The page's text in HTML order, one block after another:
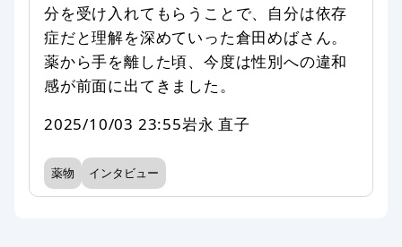
分を受け入れてもらうことで、自分は依存
症だと理解を深めていった倉田めばさん。
薬から手を離した頃、今度は性別への違和
感が前面に出てきました。
2025/10/03 23:55岩永 直子
薬物 インタビュー